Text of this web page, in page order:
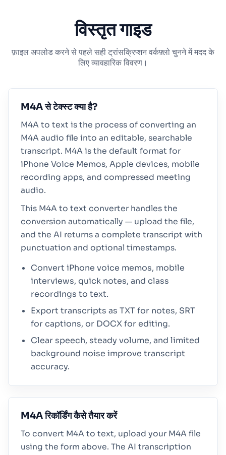
विस्तृत गाइड
फ़ाइल अपलोड करने से पहले सही ट्रांसक्रिप्शन वर्कफ़्लो चुनने में मदद के
लिए व्यावहारिक विवरण।
M4A से टेक्स्ट क्या है?
M4A to text is the process of converting an
M4A audio file into an editable, searchable
transcript. M4A is the default format for
iPhone Voice Memos, Apple devices, mobile
recording apps, and compressed meeting
audio.
This M4A to text converter handles the
conversion automatically — upload the file,
and the AI returns a complete transcript with
punctuation and optional timestamps.
Convert iPhone voice memos, mobile
interviews, quick notes, and class
recordings to text.
Export transcripts as TXT for notes, SRT
for captions, or DOCX for editing.
Clear speech, steady volume, and limited
background noise improve transcript
accuracy.
M4A रिकॉर्डिंग कैसे तैयार करें
To convert M4A to text, upload your M4A file
using the form above. The AI transcription